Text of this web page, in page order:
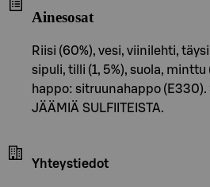
Ainesosat
Riisi (60%), vesi, viinilehti,
sipuli, tilli (1, 5%), suola,
happo: sitruunahappo (E330).
JÄÄMIÄ SULFIITEISTA.
Yhteystiedot